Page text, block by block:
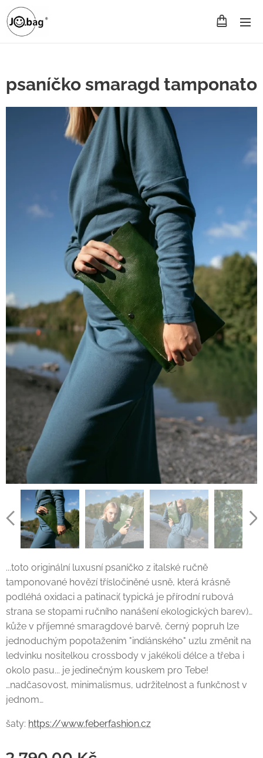
psaníčko smaragd tamponato
...toto originální luxusní psaníčko z italské ručně
tamponované hovězí třísločiněné usně, která krásně
podléhá oxidaci a patinaci( typická je přírodní rubová
strana se stopami ručního nanášení ekologických barev)…
kůže v příjemné smaragdové barvě, černý popruh lze
jednoduchým popotažením "indiánského" uzlu změnit na
ledvinku nositelkou crossbody v jakékoli délce a třeba i
okolo pasu... je jedinečným kouskem pro Tebe!
…nadčasovost, minimalismus, udržitelnost a funkčnost v
jednom…
šaty: https://www.feberfashion.cz